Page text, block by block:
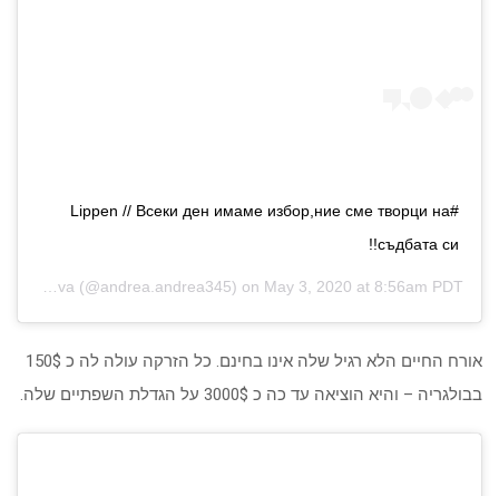
#Lippen // Всеки ден имаме избор,ние сме творци на
съдбата си!!
Andrea Ivanova (@andrea.andrea345) on May 3, 2020 at 8:56am PDT
אורח החיים הלא רגיל שלה אינו בחינם. כל הזרקה עולה לה כ 150$
בבולגריה – והיא הוציאה עד כה כ 3000$ על הגדלת השפתיים שלה.